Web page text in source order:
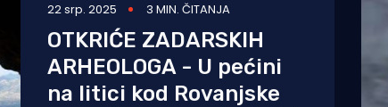
22 srp. 2025 3 MIN. ČITANJA
OTKRIĆE ZADARSKIH
ARHEOLOGA - U pećini
na litici kod Rovanjske